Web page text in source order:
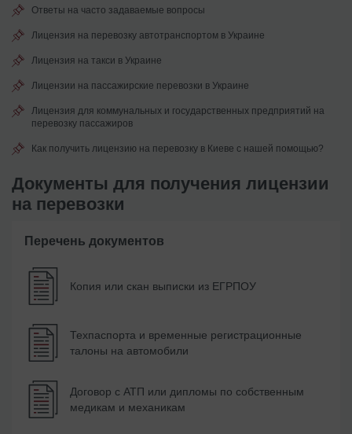
Ответы на часто задаваемые вопросы
Лицензия на перевозку автотранспортом в Украине
Лицензия на такси в Украине
Лицензии на пассажирские перевозки в Украине
Лицензия для коммунальных и государственных предприятий на
перевозку пассажиров
Как получить лицензию на перевозку в Киеве с нашей помощью?
Документы для получения лицензии
на перевозки
Перечень документов
Копия или скан выписки из ЕГРПОУ
Техпаспорта и временные регистрационные
талоны на автомобили
Договор с АТП или дипломы по собственным
медикам и механикам